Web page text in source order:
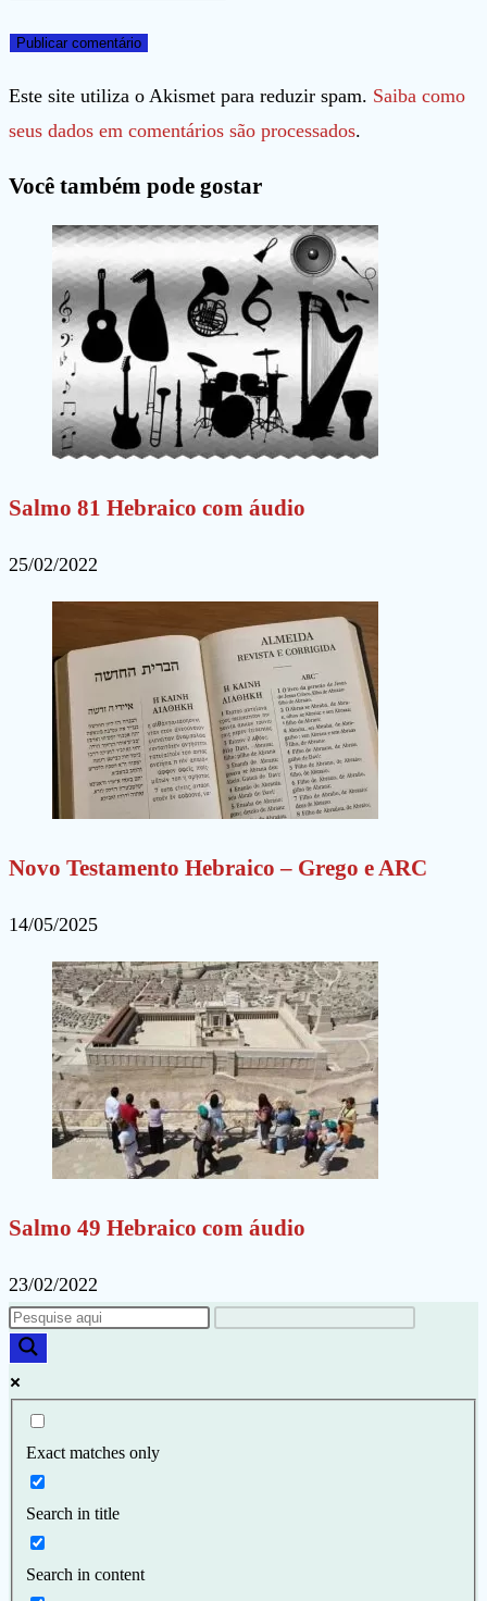
nome
de
usuário
comentar
de
e-
mail
comentar
URL
do
seu
(opcional)
Este site utiliza o Akismet para reduzir spam. Saiba como
seus dados em comentários são processados.
Você também pode gostar
Salmo 81 Hebraico com áudio
25/02/2022
Novo Testamento Hebraico – Grego e ARC
14/05/2025
Salmo 49 Hebraico com áudio
23/02/2022
Exact matches only
Search in title
Search in content